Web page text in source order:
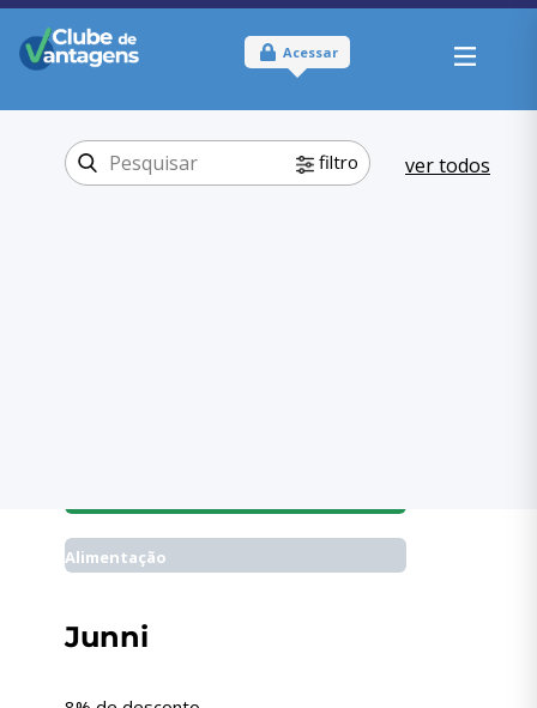
Acessar
filtro ver todos
Alimentação
Junni